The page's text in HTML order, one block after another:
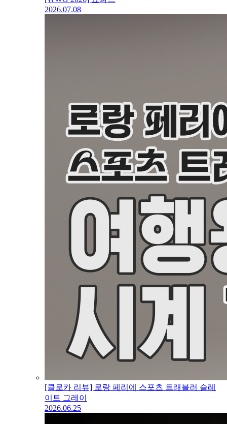
2026.07.08
[클로카 리뷰] 로랑 페리에 스포츠 트래블러 슬레
이트 그레이
2026.06.25